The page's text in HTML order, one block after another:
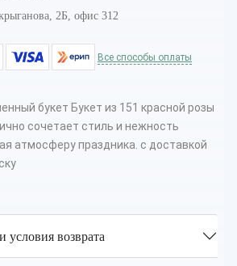
2Б, офис 312
Все способы оплаты
букет Букет из 151 красной розы
сочетает стиль и нежность
атмосферу праздника. с доставкой
условия возврата